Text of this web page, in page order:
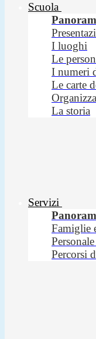
Scuola
I luoghi
Le
I numeri
Le carte
La storia
Servizi
Famiglie
Percorsi